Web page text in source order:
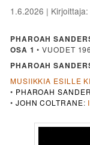
1.6.2026 | Kirjoittaja:
PHAROAH
OSA 1 • VUODET
PHAROAH
MUSIIKKIA ESILLE
• PHAROAH
• JOHN COLTRANE: